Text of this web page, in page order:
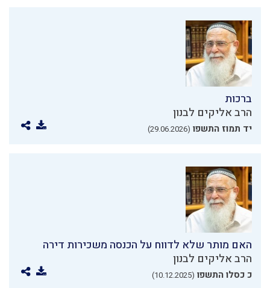
ברכות
הרב אליקים לבנון
יד תמוז התשפו (29.06.2026)
האם מותר שלא לדווח על הכנסה משכירות דירה
הרב אליקים לבנון
כ כסלו התשפו (10.12.2025)